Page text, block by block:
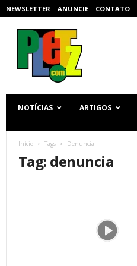
NEWSLETTER ANUNCIE CONTATO
NOTÍCIAS ARTIGOS
Início Tags Denuncia
Tag: denuncia